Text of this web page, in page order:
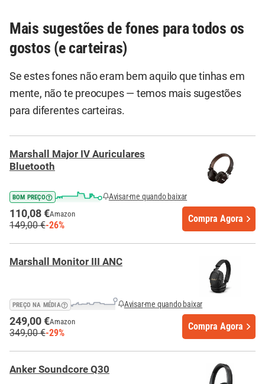
Mais sugestões de fones para todos os
gostos (e carteiras)
Se estes fones não eram bem aquilo que tinhas em
mente, não te preocupes — temos mais sugestões
para diferentes carteiras.
Marshall Major IV Auriculares
Bluetooth
BOM PREÇO Avisar-me quando baixar
110,08 €Amazon
149,00 €-26%
Compra Agora
Marshall Monitor III ANC
PREÇO NA MÉDIA Avisar-me quando baixar
249,00 €Amazon
349,00 €-29%
Compra Agora
Anker Soundcore Q30